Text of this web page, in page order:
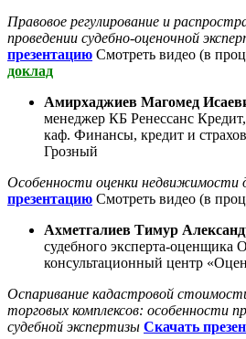
Правовое регулирование и
проведении судебно-оценочной
презентацию Смотреть видео (в
доклад
Амирхаджиев Магомед
менеджер КБ Ренессанс
каф. Финансы, кредит и
Грозный
Особенности оценки недвижимости
презентацию Смотреть видео (в
Ахметгалиев Тимур
судебного эксперта-
консультационный центр
Оспаривание кадастровой
торговых комплексов: особенности
судебной экспертизы Скачать